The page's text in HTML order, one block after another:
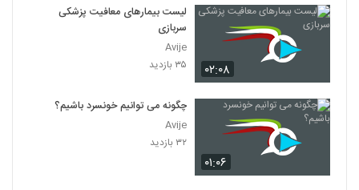
۰۲:۰۸
لیست بیمارهای معافیت پزشکی
سربازی
Avije
۳۵ بازدید
۰۱:۰۶
چگونه می توانیم خونسرد باشیم؟
Avije
۳۲ بازدید